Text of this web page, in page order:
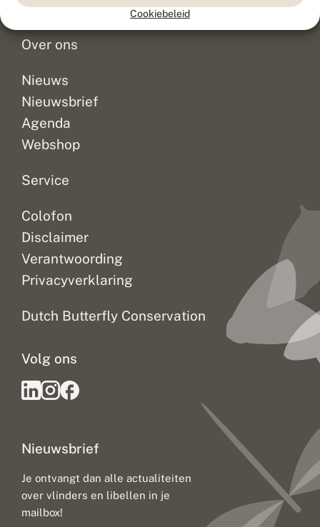
Cookiebeleid
Doneer
Over ons
Nieuws
Nieuwsbrief
Agenda
Webshop
Service
Colofon
Disclaimer
Verantwoording
Privacyverklaring
Dutch Butterfly Conservation
Nieuwsbrief
Je ontvangt dan alle actualiteiten
over vlinders en libellen in je
mailbox!
Volg ons